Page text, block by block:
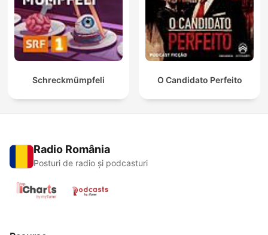
Schreckmümpfeli O Candidato Perfeito
Radio România
Posturi de radio și podcasturi